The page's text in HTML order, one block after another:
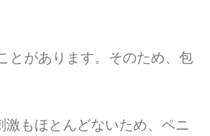
とがあります。そのため、包
もほとんどないため、ペニ